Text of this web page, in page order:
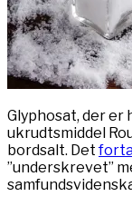
Glyphosat, der er
ukrudtsmiddel
bordsalt. Det
”underskrevet”